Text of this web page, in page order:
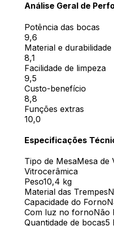
Análise Geral de
Potência das bocas
9,6
Material e durabilidade
8,1
Facilidade de limpeza
9,5
Custo-benefício
8,8
Funções extras
10,0
Especificações
Tipo de MesaMesa de
Vitrocerâmica
Peso10,4 kg
Material das Trempes
Capacidade do Forno
Com luz no fornoNão
Quantidade de bocas5